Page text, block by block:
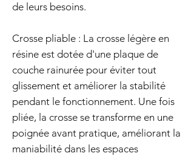
de leurs besoins.
Crosse pliable : La crosse légère en
résine est dotée d'une plaque de
couche rainurée pour éviter tout
glissement et améliorer la stabilité
pendant le fonctionnement. Une fois
pliée, la crosse se transforme en une
poignée avant pratique, améliorant la
maniabilité dans les espaces